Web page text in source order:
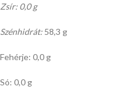
Zsír: 0,0 g
Szénhidrát: 58,3 g
Fehérje: 0,0 g
Só: 0,0 g